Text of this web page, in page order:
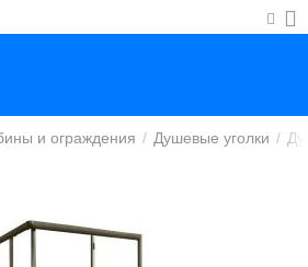
и ограждения / Душевые уголки /